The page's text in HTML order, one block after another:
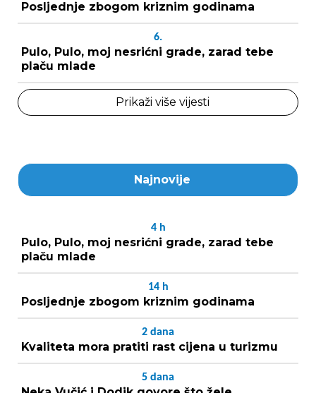
Posljednje zbogom kriznim godinama
6.
Pulo, Pulo, moj nesrićni grade, zarad tebe
plaču mlade
Prikaži više vijesti
Najnovije
4 h
Pulo, Pulo, moj nesrićni grade, zarad tebe
plaču mlade
14 h
Posljednje zbogom kriznim godinama
2 dana
Kvaliteta mora pratiti rast cijena u turizmu
5 dana